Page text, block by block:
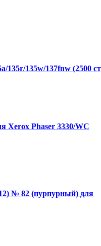
135r/135w/137fnw (2500
Xerox Phaser 3330/WC
№ 82 (пурпурный) для